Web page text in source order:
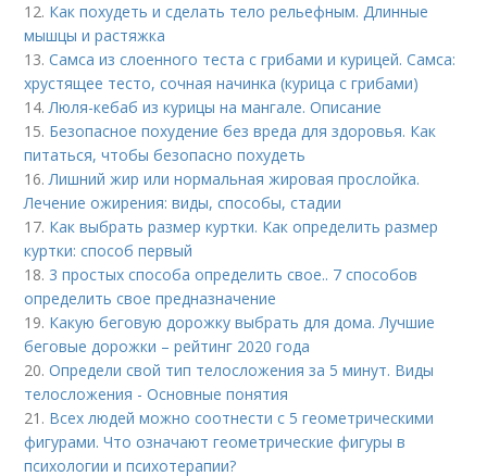
12. Как похудеть и сделать тело рельефным. Длинные
мышцы и растяжка
13.Самса из слоенного теста с грибами и курицей. Самса:
хрустящее тесто, сочная начинка (курица с грибами)
14.Люля-кебаб из курицы на мангале. Описание
15. Безопасное похудение без вреда для здоровья. Как
питаться, чтобы безопасно похудеть
16.Лишний жир или нормальная жировая прослойка.
Лечение ожирения: виды, способы, стадии
17. Как выбрать размер куртки. Как определить размер
куртки: способ первый
18. 3 простых способа определить свое.. 7 способов
определить свое предназначение
19. Какую беговую дорожку выбрать для дома. Лучшие
беговые дорожки – рейтинг 2020 года
20.Определи свой тип телосложения за 5 минут. Виды
телосложения - Основные понятия
21. Всех людей можно соотнести с 5 геометрическими
фигурами. Что означают геометрические фигуры в
психологии и психотерапии?